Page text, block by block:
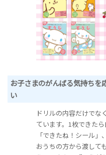
お子さまのがんばる気持ちを
い
ドリルの内容だけでな
ています。1枚できた
「できたね！シール
おうちの方から渡して